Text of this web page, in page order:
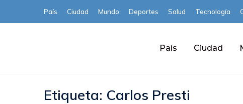
País Ciudad Mundo Deportes Salud Tecnología
País Ciudad
Etiqueta: Carlos Presti